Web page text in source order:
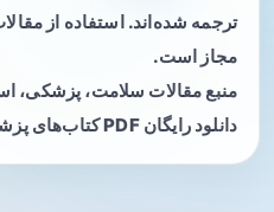
ترجمه شده‌اند. استفاده از
مجاز است.
منبع مقالات سلامت، پزشکی،
دانلود رایگان PDF کتاب‌های پزشکی.